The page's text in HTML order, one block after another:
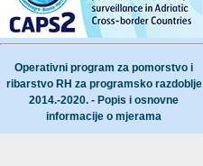
Operativni program za pomorstvo i
ribarstvo RH za programsko razdoblje
2014.-2020. - Popis i osnovne
informacije o mjerama